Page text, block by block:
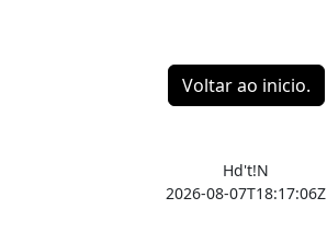
Voltar ao inicio.
Hd't!N
2026-08-07T18:17:06Z